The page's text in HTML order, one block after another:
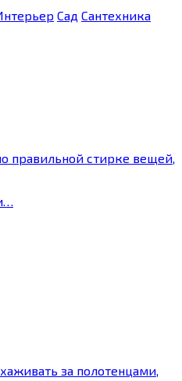
Сад Сантехника
правильной стирке вещей,
за полотенцами,